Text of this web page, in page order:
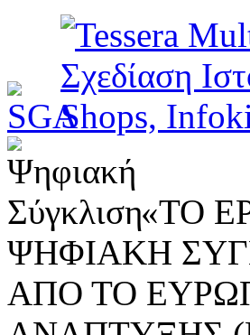
«ΤΟ
ΨΗΦΙΑΚΗ
ΑΠΟ ΤΟ